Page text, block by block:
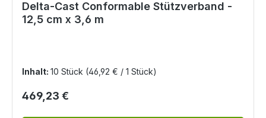
Delta-Cast Conformable Stützverband -
12,5 cm x 3,6 m
Inhalt: 10 Stück (46,92 € / 1 Stück)
Regulärer Preis:
469,23 €